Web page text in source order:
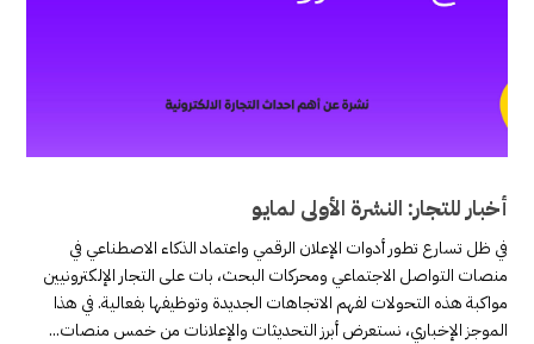
أخبار للتجار: النشرة الأولى لمايو
في ظل تسارع تطور أدوات الإعلان الرقمي واعتماد الذكاء الاصطناعي في
منصات التواصل الاجتماعي ومحركات البحث، بات على التجار الإلكترونيين
مواكبة هذه التحولات لفهم الاتجاهات الجديدة وتوظيفها بفعالية. في هذا
الموجز الإخباري، نستعرض أبرز التحديثات والإعلانات من خمس منصات...